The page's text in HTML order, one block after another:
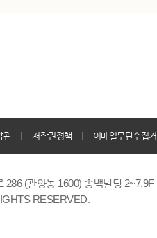
관 저작권정책 이메일무단수집
286 (관양동 1600) 송백빌딩
RESERVED.